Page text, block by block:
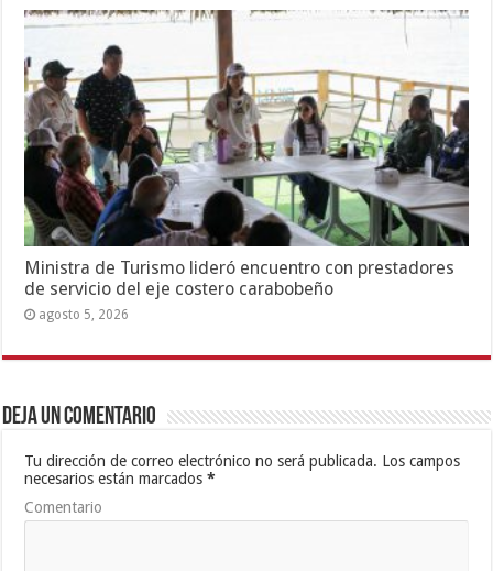
Ministra de Turismo lideró encuentro con prestadores
de servicio del eje costero carabobeño
agosto 5, 2026
Deja un comentario
Tu dirección de correo electrónico no será publicada. Los campos
necesarios están marcados*
Comentario